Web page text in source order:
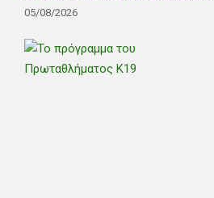
05/08/2026